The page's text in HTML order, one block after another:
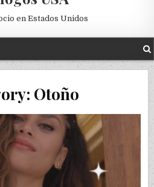
en Estados Unidos
Otoño